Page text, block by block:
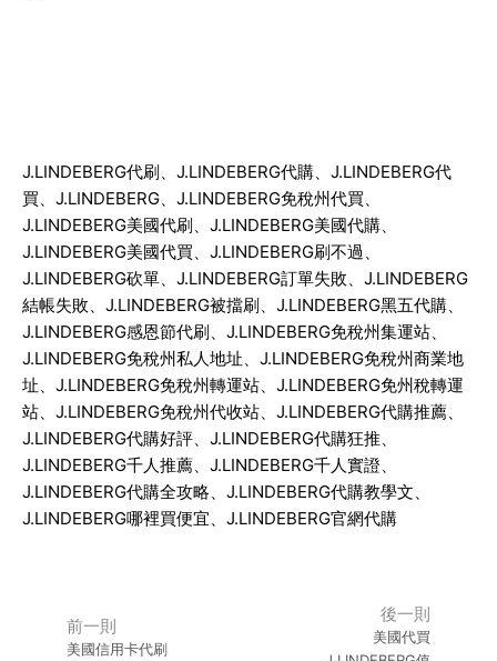
J.LINDEBERG代刷、 J.LINDEBERG代購、 J.LINDEBERG代
買、 J.LINDEBERG、 J.LINDEBERG免稅州代買、
J.LINDEBERG美國代刷、 J.LINDEBERG美國代購、
J.LINDEBERG美國代買、 J.LINDEBERG刷不過、
J.LINDEBERG砍單、 J.LINDEBERG訂單失敗、 J.LINDEBERG
結帳失敗、 J.LINDEBERG被擋刷、 J.LINDEBERG黑五代購、
J.LINDEBERG感恩節代刷、 J.LINDEBERG免稅州集運站、
J.LINDEBERG免稅州私人地址、 J.LINDEBERG免稅州商業地
址、 J.LINDEBERG免稅州轉運站、 J.LINDEBERG免州稅轉運
站、 J.LINDEBERG免稅州代收站、 J.LINDEBERG代購推薦、
J.LINDEBERG代購好評、 J.LINDEBERG代購狂推、
J.LINDEBERG千人推薦、 J.LINDEBERG千人實證、
J.LINDEBERG代購全攻略、 J.LINDEBERG代購教學文、
J.LINDEBERG哪裡買便宜、 J.LINDEBERG官網代購
前一則
美國信用卡代刷
後一則
美國代買